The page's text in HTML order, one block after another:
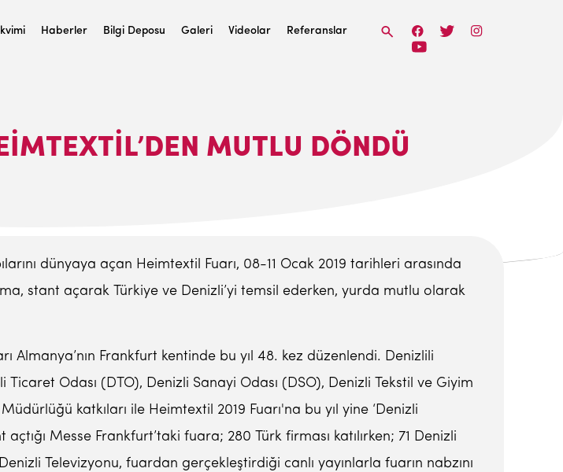
Haberler Bilgi Deposu Galeri Videolar
Referanslar
MUTLU DÖNDÜ
dünyaya açan Heimtextil Fuarı, 08-11 Ocak 2019 tarihleri arasında
stant açarak Türkiye ve Denizli’yi temsil ederken, yurda mutlu olarak
Almanya’nın Frankfurt kentinde bu yıl 48. kez düzenlendi. Denizlili
Odası (DTO), Denizli Sanayi Odası (DSO), Denizli Tekstil ve Giyim
katkıları ile Heimtextil 2019 Fuarı'na bu yıl yine ‘Denizli
Messe Frankfurt’taki fuara; 280 Türk firması katılırken; 71 Denizli
Televizyonu, fuardan gerçekleştirdiği canlı yayınlarla fuarın nabzını